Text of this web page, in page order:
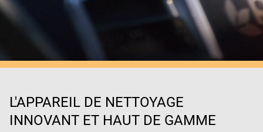
L'APPAREIL DE NETTOYAGE
INNOVANT ET HAUT DE GAMME